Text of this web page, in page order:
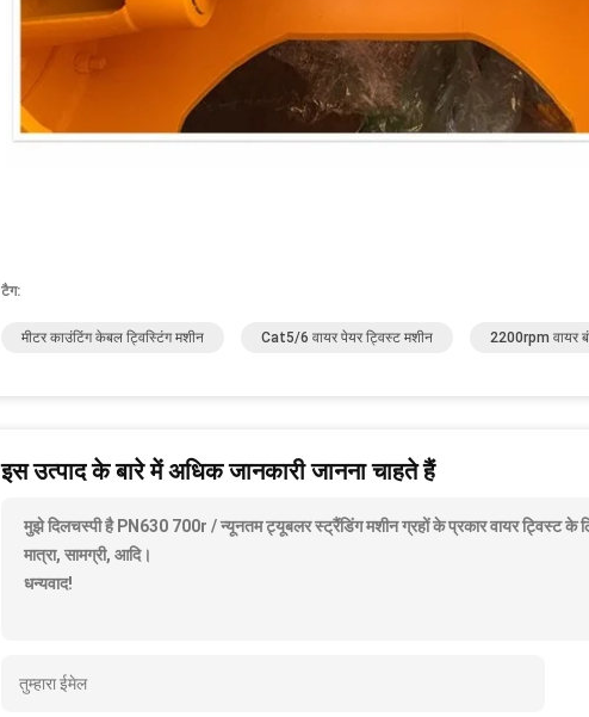
टैग:
मीटर काउंटिंग केबल ट्विस्टिंग मशीन Cat5/6 वायर पेयर ट्विस्ट मशीन 2200rpm वायर
इस उत्पाद के बारे में अधिक जानकारी जानना चाहते हैं
मुझे दिलचस्पी है PN630 700r / न्यूनतम ट्यूबलर स्ट्रैंडिंग मशीन ग्रहों के प्रकार वायर ट्विस्ट
मात्रा, सामग्री, आदि।
धन्यवाद!